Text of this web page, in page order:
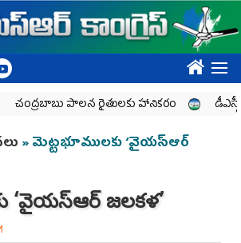
????
పాలన రైతులకు హానికరం డీఎస్సీ
» మెట్టభూములకు ‘వైయ‌స్ఆర్‌‌
‘వైయ‌స్ఆర్‌‌ జలకళ’